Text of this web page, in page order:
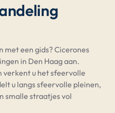
met een gids? Cicerones
in Den Haag aan.
verkent u het sfeervolle
u langs sfeervolle pleinen,
smalle straatjes vol